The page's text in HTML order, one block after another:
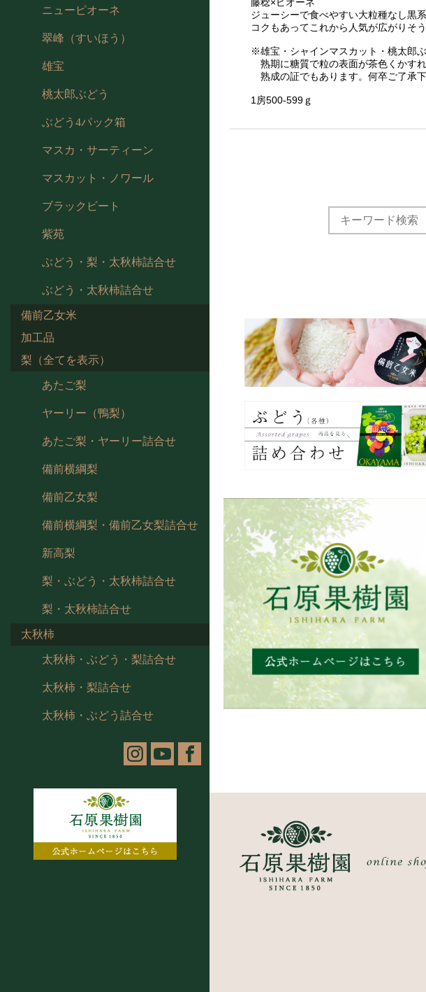
ニューピオーネ
翠峰（すいほう）
雄宝
桃太郎ぶどう
ぶどう4パック箱
マスカ・サーティーン
マスカット・ノワール
ブラックビート
紫苑
ぶどう・梨・太秋柿詰合せ
ぶどう・太秋柿詰合せ
備前乙女米
加工品
梨（全てを表示）
あたご梨
ヤーリー（鴨梨）
あたご梨・ヤーリー詰合せ
備前横綱梨
備前乙女梨
備前横綱梨・備前乙女梨詰合せ
新高梨
梨・ぶどう・太秋柿詰合せ
梨・太秋柿詰合せ
太秋柿
太秋柿・ぶどう・梨詰合せ
太秋柿・梨詰合せ
太秋柿・ぶどう詰合せ
ジューシーで食べやすい大粒種なし黒系
コクもあってこれから人気が広がりそ
※雄宝・シャインマスカット・桃太郎
熟期に糖質で粒の表面が茶色くかすれ
熟成の証でもあります。何卒ご了承下
1房500-599ｇ